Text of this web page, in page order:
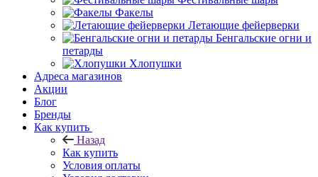
Факелы
Летающие фейерверки
Бенгальские огни и
петарды
Хлопушки
Адреса магазинов
Акции
Блог
Бренды
Как купить
Назад
Как купить
Условия оплаты